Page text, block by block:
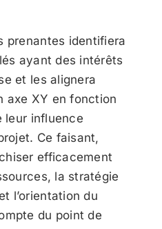
prenantes identifiera
ayant des intérêts
et les alignera
axe XY en fonction
leur influence
Ce faisant,
efficacement
la stratégie
l’orientation du
du point de